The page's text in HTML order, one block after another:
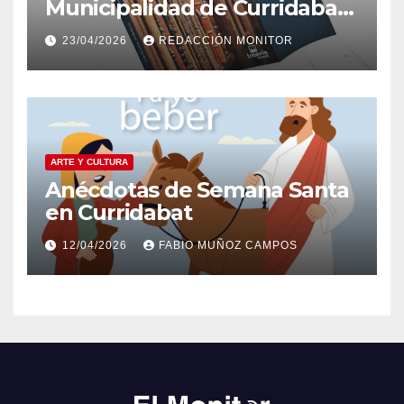
Municipalidad de Curridabat
invitan a leer juntos para
celebrar el Día del Libro
23/04/2026 REDACCIÓN MONITOR
ARTE Y CULTURA
Anécdotas de Semana Santa
en Curridabat
12/04/2026 FABIO MUÑOZ CAMPOS